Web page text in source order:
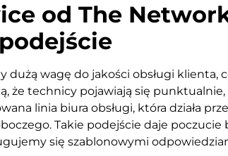
od The
dużą wagę do jakości obsługi
że technicy pojawiają się
linia biura obsługi, która działa
Takie podejście daje
się szablonowymi